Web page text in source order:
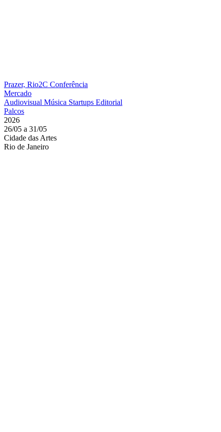
Prazer, Rio2C Conferência
Mercado
Audiovisual Música Startups Editorial
Palcos
2026
26/05 a 31/05
Cidade das Artes
Rio de Janeiro